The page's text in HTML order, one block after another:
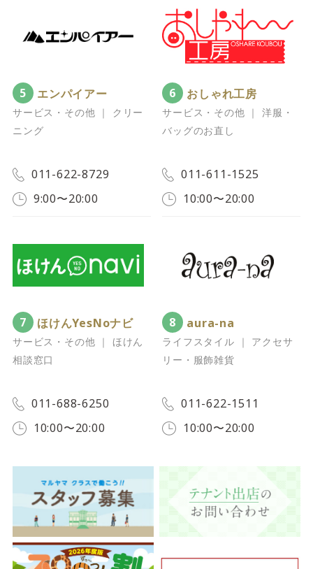
5 エンパイアー
サービス・その他 ｜ クリー
ニング
011-622-8729
9:00〜20:00
6 おしゃれ工房
サービス・その他 ｜ 洋服・
バッグのお直し
011-611-1525
10:00〜20:00
7 ほけんYesNoナビ
サービス・その他 ｜ ほけん
相談窓口
011-688-6250
10:00〜20:00
8 aura-na
ライフスタイル ｜ アクセサ
リー・服飾雑貨
011-622-1511
10:00〜20:00